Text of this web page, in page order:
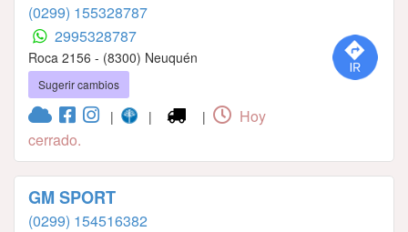
(0299) 155328787
2995328787
Roca 2156 - (8300) Neuquén
Sugerir cambios
| | |
Hoy
cerrado.
GM SPORT
(0299) 154516382